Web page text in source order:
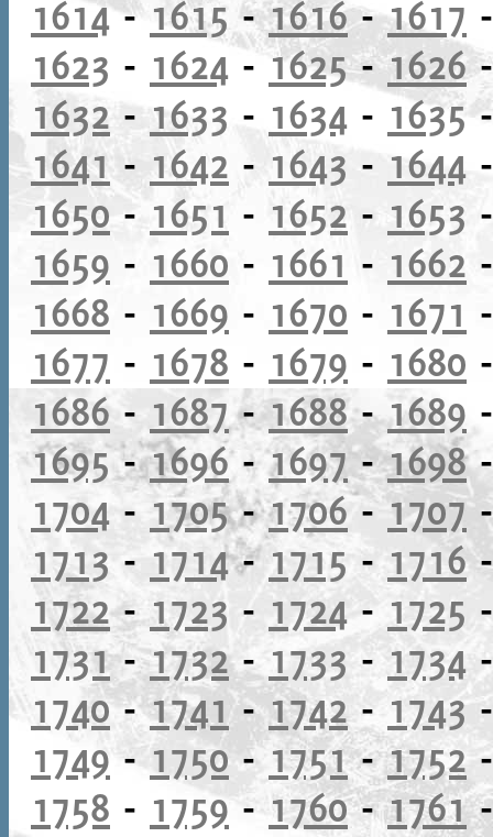
1614- 1615 -1616-1617
1623 - 1624 - 1625-1626
1632-1633 - 1634 - 1635
1641- 1642 - 1643 - 1644
1650- 1651 - 1652 - 1653
1659 - 1660 - 1661 - 1662
1668 - 1669 - 1670 - 1671
1677 - 1678 - 1679 - 1680
1686 - 1687-1688-1689
1695-1696-1697-1698
1704 - 1705-1706-1707
1713 - 1714- 1715- 1716
1722-1723 - 1724- 1725
1731-1732-1733- 1734
1740-1741-1742 -1743
1749-1750-1751-1752
1758 - 1759-1760-1761